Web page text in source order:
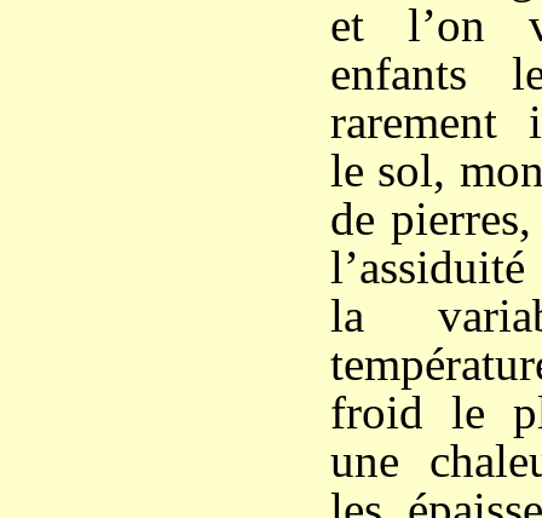
et l’on
enfants
rarement
le sol,
de
la
froid le
une